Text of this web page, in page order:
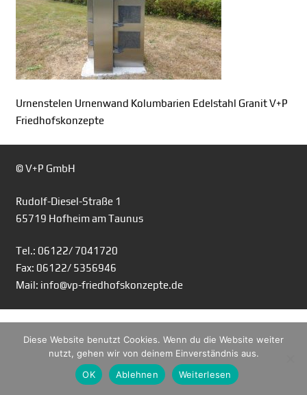
Urnenstelen Urnenwand Kolumbarien Edelstahl Granit V+P
Friedhofskonzepte
© V+P GmbH
Rudolf-Diesel-Straße 1
65719 Hofheim am Taunus
Tel.: 06122/ 7041720
Fax: 06122/ 5356946
Mail: info@vp-friedhofskonzepte.de
Diese Website benutzt Cookies. Wenn du die Website weiter
nutzt, gehen wir von deinem Einverständnis aus.
OK
Ablehnen Weiterlesen